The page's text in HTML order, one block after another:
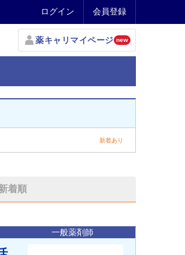
ログイン 会員登録
薬キャリマイページ new
新着あり
着順
一般薬剤師